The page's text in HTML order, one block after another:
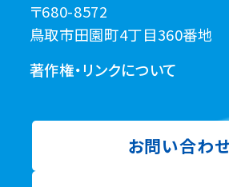
〒680-8572
鳥取市田園町4丁目360番地
著作権・リンクについて
お問い合わせ